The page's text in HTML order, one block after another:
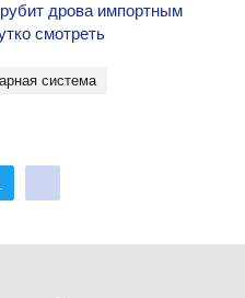
дрова импортным
смотреть
система